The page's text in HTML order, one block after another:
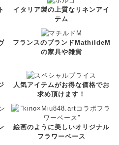
イタリア製の上質なリネンアイ
テム
フランスのブランドMathildeM
の家具や雑貨
人気アイテムがお得な価格でお
求め頂けます！
絵画のように美しいオリジナル
フラワーベース